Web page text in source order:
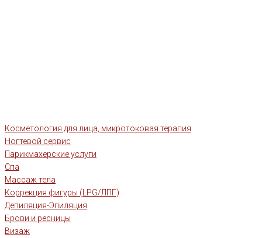
Косметология для лица, микротоковая терапия
Ногтевой сервис
Парикмахерские услуги
Спа
Массаж тела
Коррекция фигуры (LPG/ЛПГ)
Депиляция-Эпиляция
Брови и ресницы
Визаж